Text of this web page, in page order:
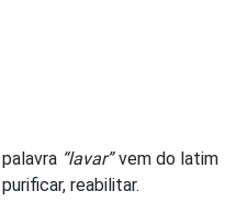
“lavar”vem do latim
reabilitar.